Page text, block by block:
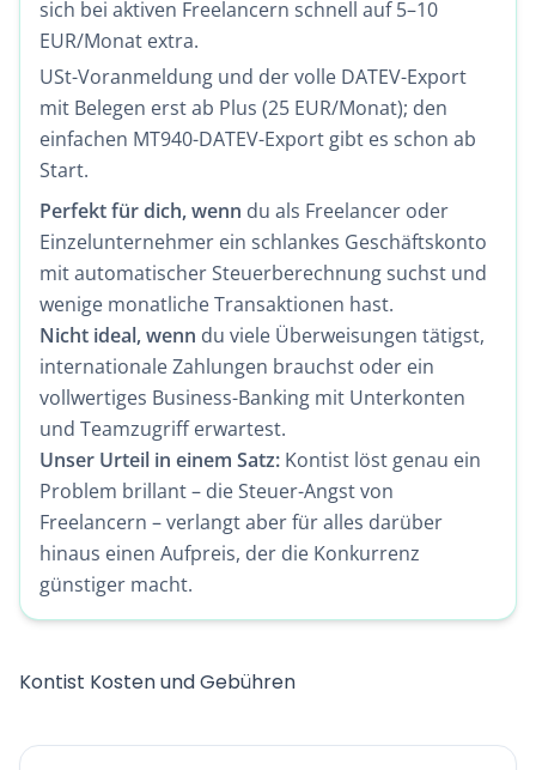
sich bei aktiven Freelancern schnell auf 5–10
EUR/Monat extra.
USt-Voranmeldung und der volle DATEV-Export
mit Belegen erst ab Plus (25 EUR/Monat); den
einfachen MT940-DATEV-Export gibt es schon ab
Start.
Perfekt für dich, wenn du als Freelancer oder
Einzelunternehmer ein schlankes Geschäftskonto
mit automatischer Steuerberechnung suchst und
wenige monatliche Transaktionen hast.
Nicht ideal, wenn du viele Überweisungen tätigst,
internationale Zahlungen brauchst oder ein
vollwertiges Business-Banking mit Unterkonten
und Teamzugriff erwartest.
Unser Urteil in einem Satz: Kontist löst genau ein
Problem brillant – die Steuer-Angst von
Freelancern – verlangt aber für alles darüber
hinaus einen Aufpreis, der die Konkurrenz
günstiger macht.
Kontist Kosten und Gebühren